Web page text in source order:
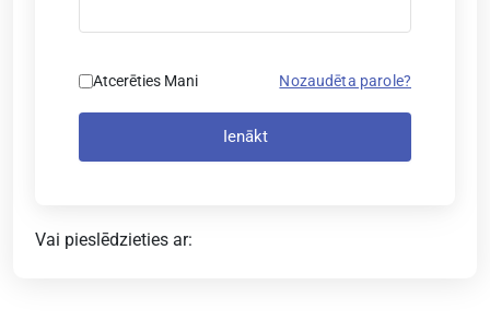
Atcerēties Mani Nozaudēta parole?
Ienākt
Vai pieslēdzieties ar: